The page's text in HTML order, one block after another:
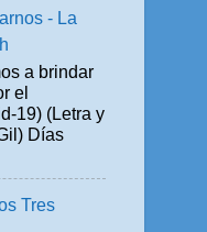
- La
a brindar
el
19) (Letra y
Días
Tres